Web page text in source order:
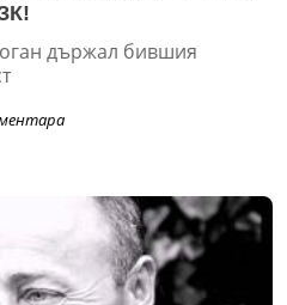
държал бившия